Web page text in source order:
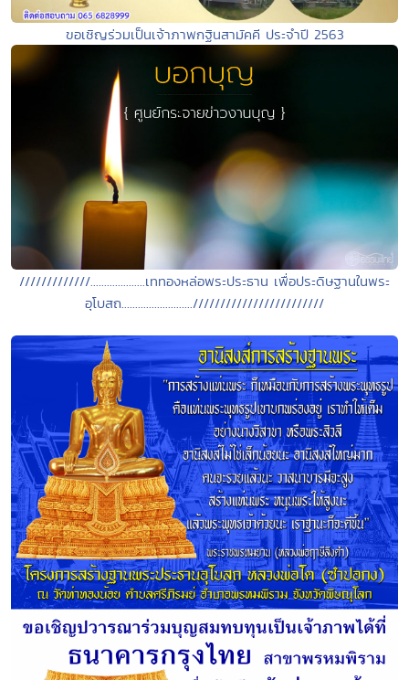
ขอเชิญร่วมเป็นเจ้าภาพกฐินสามัคคี ประจำปี 2563
/////////////....................เททองหล่อพระประธาน เพื่อประดิษฐานในพระ
อุโบสถ..........................////////////////////////